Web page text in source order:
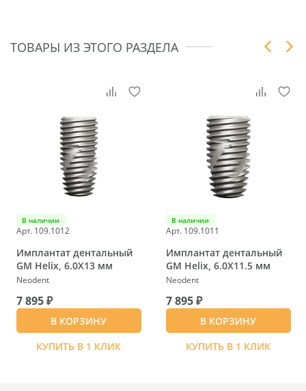
ТОВАРЫ ИЗ ЭТОГО РАЗДЕЛА
В наличии
Арт. 109.1012
Имплантат дентальный
GM Helix, 6.0X13 мм
Neodent
7 895 ₽
В КОРЗИНУ
КУПИТЬ В 1 КЛИК
В наличии
Арт. 109.1011
Имплантат дентальный
GM Helix, 6.0X11.5 мм
Neodent
7 895 ₽
В КОРЗИНУ
КУПИТЬ В 1 КЛИК